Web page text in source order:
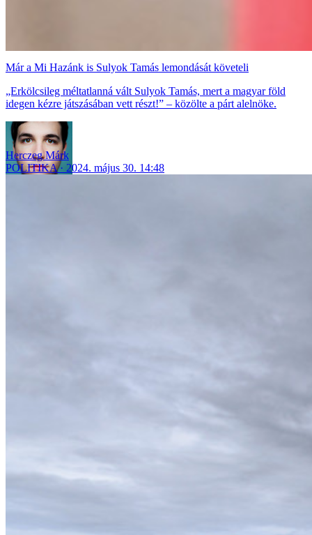
Már a Mi Hazánk is Sulyok Tamás lemondását követeli
„Erkölcsileg méltatlanná vált Sulyok Tamás, mert a magyar föld
idegen kézre játszásában vett részt!” – közölte a párt alelnöke.
Herczeg Márk
POLITIKA
2024. május 30. 14:48